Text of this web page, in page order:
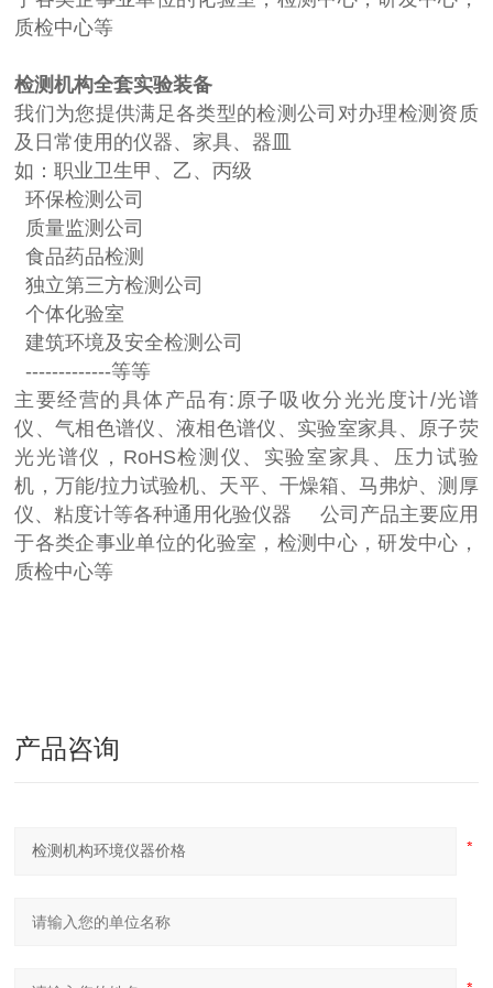
质检中心等
检测机构全套实验装备
我们为您提供满足各类型的检测公司对办理检测资质
及日常使用的仪器、家具、器皿
如：职业卫生甲、乙、丙级
环保检测公司
质量监测公司
食品药品检测
独立第三方检测公司
个体化验室
建筑环境及安全检测公司
-------------等等
主要经营的具体产品有:原子吸收分光光度计/光谱
仪、气相色谱仪、液相色谱仪、实验室家具、原子荧
光光谱仪，RoHS检测仪、实验室家具、压力试验
机，万能/拉力试验机、天平、干燥箱、马弗炉、测厚
仪、粘度计等各种通用化验仪器 公司产品主要应用
于各类企事业单位的化验室，检测中心，研发中心，
质检中心等
产品咨询